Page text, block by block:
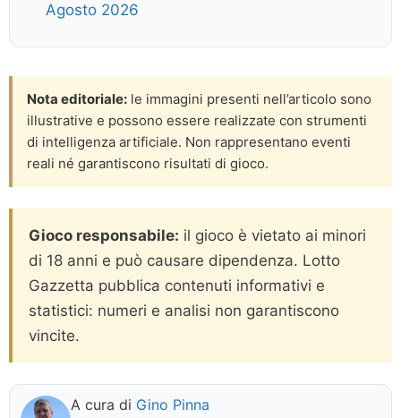
Agosto 2026
Nota editoriale: le immagini presenti nell’articolo sono
illustrative e possono essere realizzate con strumenti
di intelligenza artificiale. Non rappresentano eventi
reali né garantiscono risultati di gioco.
Gioco responsabile: il gioco è vietato ai minori
di 18 anni e può causare dipendenza. Lotto
Gazzetta pubblica contenuti informativi e
statistici: numeri e analisi non garantiscono
vincite.
A cura di Gino Pinna